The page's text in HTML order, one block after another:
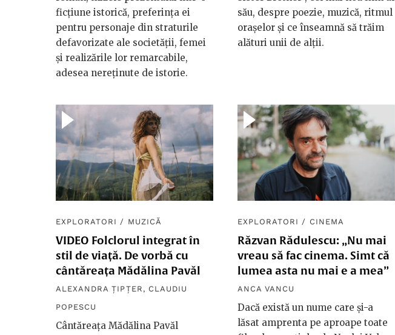
ficțiune istorică, preferința ei
pentru personaje din straturile
defavorizate ale societății, femei
și realizările lor remarcabile,
adesea nereținute de istorie.
său, despre poezie, muzică, ritmul
orașelor și ce înseamnă să trăim
alături unii de alții.
EXPLORATORI / MUZICĂ
VIDEO Folclorul integrat în
stil de viață. De vorbă cu
cântăreața Mădălina Pavăl
ALEXANDRA ȚIPȚER , CLAUDIU
POPESCU
Cântăreața Mădălina Pavăl
EXPLORATORI / CINEMA
Răzvan Rădulescu: „Nu mai
vreau să fac cinema. Simt că
lumea asta nu mai e a mea”
ANCA VANCU
Dacă există un nume care și-a
lăsat amprenta pe aproape toate